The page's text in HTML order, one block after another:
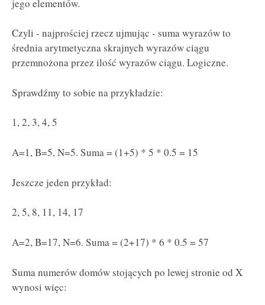
jego elementów.
Czyli - najprościej rzecz ujmując - suma wyrazów to
średnia arytmetyczna skrajnych wyrazów ciągu
przemnożona przez ilość wyrazów ciągu. Logiczne.
Sprawdźmy to sobie na przykładzie:
1, 2, 3, 4, 5
A=1, B=5, N=5. Suma = (1+5) * 5 * 0.5 = 15
Jeszcze jeden przykład:
2, 5, 8, 11, 14, 17
A=2, B=17, N=6. Suma = (2+17) * 6 * 0.5 = 57
Suma numerów domów stojących po lewej stronie od X
wynosi więc: